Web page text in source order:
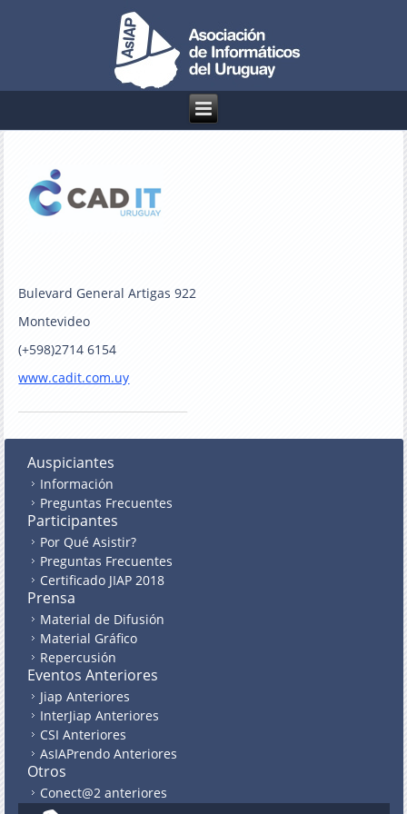
Bulevard General Artigas 922
Montevideo
(+598)2714 6154
www.cadit.com.uy
Auspiciantes
Información
Preguntas Frecuentes
Participantes
Por Qué Asistir?
Preguntas Frecuentes
Certificado JIAP 2018
Prensa
Material de Difusión
Material Gráfico
Repercusión
Eventos Anteriores
Jiap Anteriores
InterJiap Anteriores
CSI Anteriores
AsIAPrendo Anteriores
Otros
Conect@2 anteriores